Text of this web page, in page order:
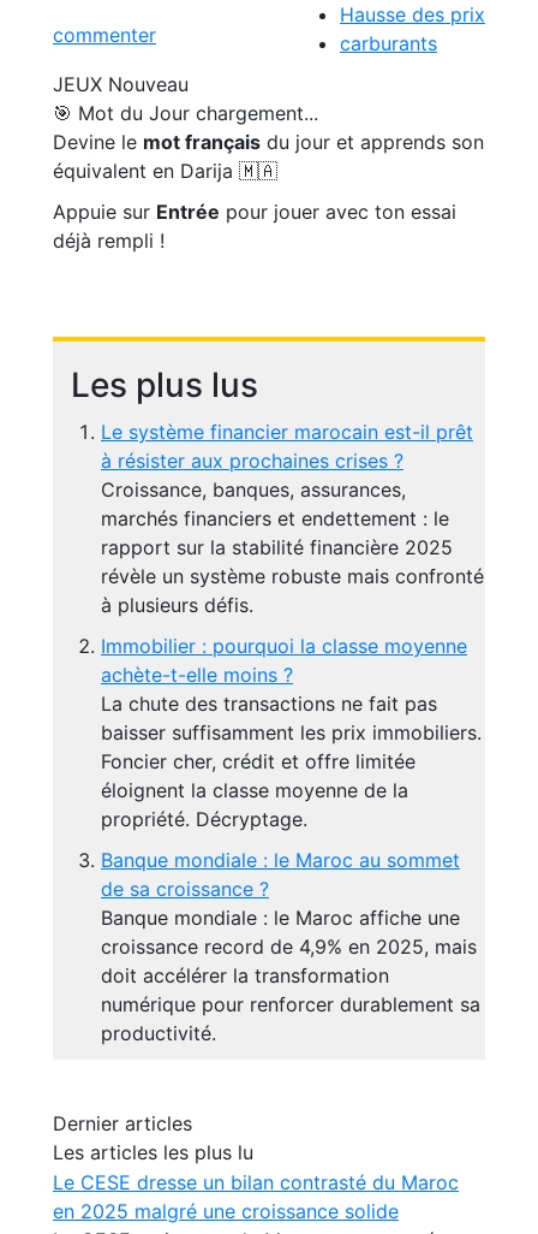
commenter
Hausse des prix
carburants
JEUX Nouveau
🎯 Mot du Jour chargement...
Devine le mot français du jour et apprends son
équivalent en Darija 🇲🇦
Appuie sur Entrée pour jouer avec ton essai
déjà rempli !
Les plus lus
Le système financier marocain est-il prêt
à résister aux prochaines crises ?
Croissance, banques, assurances,
marchés financiers et endettement : le
rapport sur la stabilité financière 2025
révèle un système robuste mais confronté
à plusieurs défis.
Immobilier : pourquoi la classe moyenne
achète-t-elle moins ?
La chute des transactions ne fait pas
baisser suffisamment les prix immobiliers.
Foncier cher, crédit et offre limitée
éloignent la classe moyenne de la
propriété. Décryptage.
Banque mondiale : le Maroc au sommet
de sa croissance ?
Banque mondiale : le Maroc affiche une
croissance record de 4,9% en 2025, mais
doit accélérer la transformation
numérique pour renforcer durablement sa
productivité.
Dernier articles
Les articles les plus lu
Le CESE dresse un bilan contrasté du Maroc
en 2025 malgré une croissance solide